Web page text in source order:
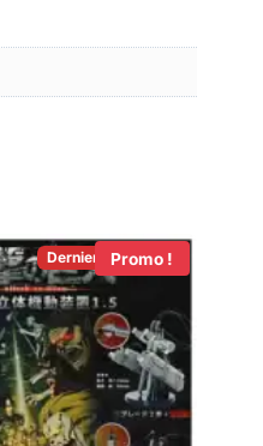
Derniers en Stock!
Promo !